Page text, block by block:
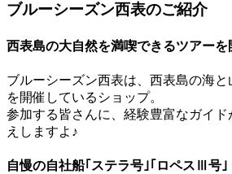
ブルーシーズン西表のご紹介
西表島の大自然を満喫できるツアー
ブルーシーズン西表は、西表島の海
を開催しているショップ。
参加する皆さんに、経験豊富なガイ
えしますよ♪
自慢の自社船｢ステラ号｣｢ロペスⅢ号｣